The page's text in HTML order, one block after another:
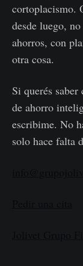
cortoplacismo.
desde luego,
ahorros, con
otra cosa.
Si querés
de ahorro
escribime. No
solo hace falta